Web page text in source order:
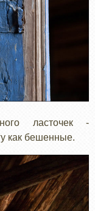
ласточек -
как бешенные.